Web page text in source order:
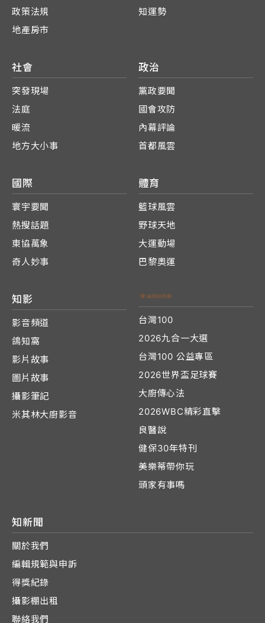
政策法規
地產房市
知運勢
社會
突發現場
法庭
暖流
地方大小事
政治
黨政要聞
國會攻防
內幕評論
首都風雲
國際
寰宇要聞
熱搜話題
東協萬象
奇人妙事
體育
籃球風雲
野球天地
大運動場
巴黎奧運
知影
影音頻道
鴿知窩
影片故事
圖片故事
攝影筆記
米其林大廚影音
台灣100
2026九合一大選
台灣100 公益專區
2026世界盃足球賽
大廚傳心法
2026WBC精彩直擊
良醫說
健保30年特刊
美樂蒂帶你玩
頭家有事嗎
知新聞
關於我們
編輯規範與申訴
得獎紀錄
攝影棚出租
聯絡我們